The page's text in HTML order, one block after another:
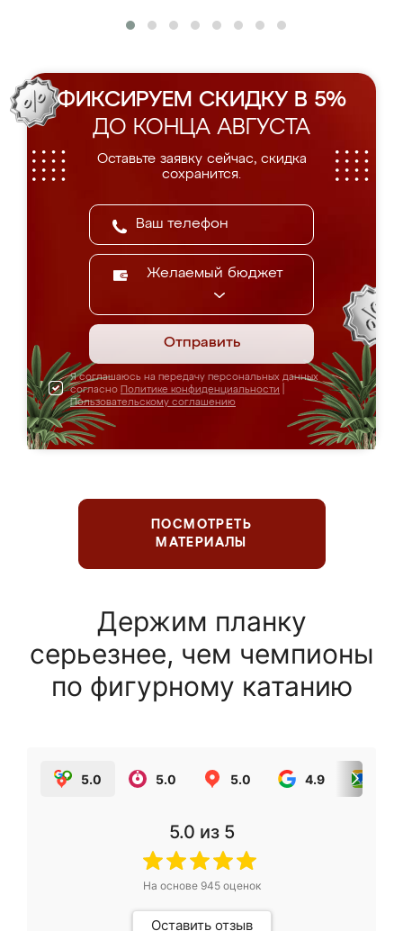
ФИКСИРУЕМ СКИДКУ В 5%
ДО КОНЦА АВГУСТА
Оставьте заявку сейчас, скидка
сохранится.
Желаемый бюджет
Отправить
Я соглашаюсь на передачу персональных данных
согласно Политике конфиденциальности
Пользовательскому соглашению
ПОСМОТРЕТЬ
МАТЕРИАЛЫ
Держим планку
серьезнее, чем чемпионы
по фигурному катанию
5.0 5.0 5.0 4.9
5.0 из 5
На основе 945оценок
Оставить отзыв